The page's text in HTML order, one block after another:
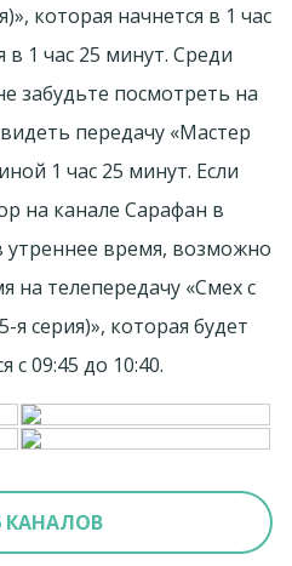
которая начнется в 1 час
в 1 час 25 минут. Среди
забудьте посмотреть на
передачу «Мастер
1 час 25 минут. Если
на канале Сарафан в
утреннее время, возможно
на телепередачу «Смех с
серия)», которая будет
с 09:45 до 10:40.
КАНАЛОВ